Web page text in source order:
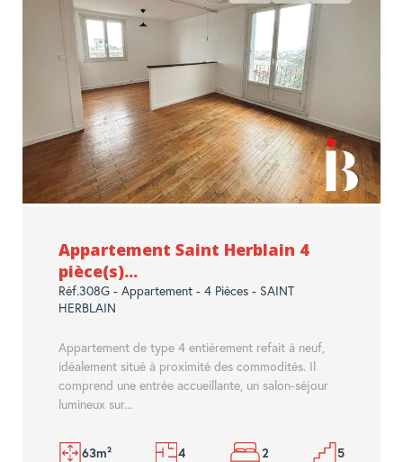
Appartement Saint Herblain 4
pièce(s)...
Réf.308G - Appartement - 4 Pièces - SAINT
HERBLAIN
Appartement de type 4 entièrement refait à neuf,
idéalement situé à proximité des commodités. Il
comprend une entrée accueillante, un salon-séjour
lumineux sur...
63m² 4 2 5